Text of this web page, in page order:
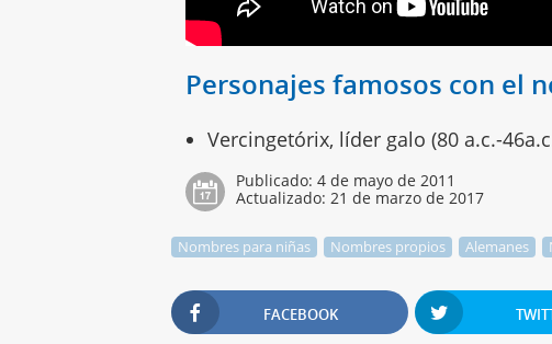
Personajes famosos con el
Vercingetórix, líder galo (80 a.c.-
Publicado:4 de mayo de 2011
Actualizado: 21 de marzo de 2017
Nombres para niñas Nombres propios Alemanes
FACEBOOK